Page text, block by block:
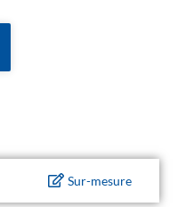
Sur-mesure